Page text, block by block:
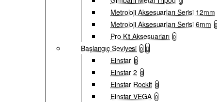
Metroloji Aksesuarları Serisi 12mm
Metroloji Aksesuarları Serisi 6mm 0
Pro Kit Aksesuarları 0
Başlangıç Seviyesi 0
Einstar 0
Einstar 2 0
Einstar Rockit 0
Einstar VEGA 0